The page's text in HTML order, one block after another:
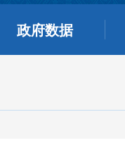
政府数据